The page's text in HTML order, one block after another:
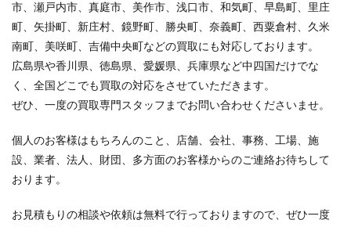
市、瀬戸内市、真庭市、美作市、浅口市、和気町、早島町、里庄
町、矢掛町、新庄村、鏡野町、勝央町、奈義町、西粟倉村、久米
南町、美咲町、吉備中央町などの買取にも対応しております。
広島県や香川県、徳島県、愛媛県、兵庫県など中四国だけでな
く、全国どこでも買取の対応をさせていただきます。
ぜひ、一度の買取専門スタッフまでお問い合わせくださいませ。
個人のお客様はもちろんのこと、店舗、会社、事務、工場、施
設、業者、法人、財団、多方面のお客様からのご連絡お待ちして
おります。
お見積もりの相談や依頼は無料で行っておりますので、ぜひ一度